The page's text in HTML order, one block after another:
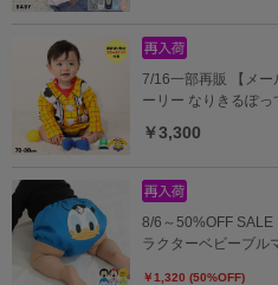
7/16一部再販 【メー
ーリー なりきるぽ
￥3,300
8/6～50%OFF SALE
ラクターベビーブル
￥1,320 (50%OFF)